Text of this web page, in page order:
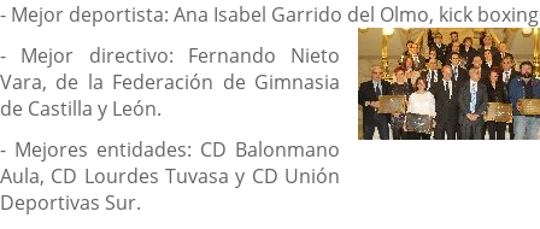
- Mejor deportista: Ana Isabel Garrido del Olmo, kick boxing
- Mejor directivo: Fernando Nieto
Vara, de la Federación de Gimnasia
de Castilla y León.
- Mejores entidades: CD Balonmano
Aula, CD Lourdes Tuvasa y CD Unión
Deportivas Sur.